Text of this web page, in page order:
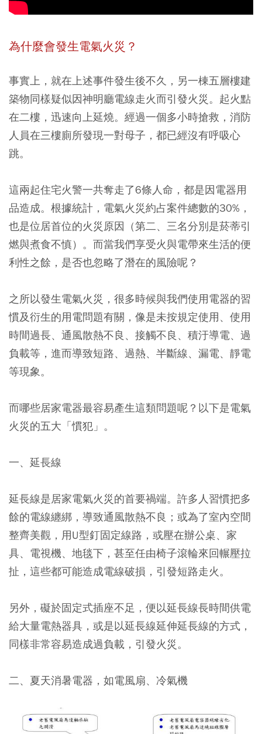
為什麼會發生電氣火災？
事實上，就在上述事件發生後不久，另一棟五層樓建
築物同樣疑似因神明廳電線走火而引發火災。起火點
在二樓，迅速向上延燒。經過一個多小時搶救，消防
人員在三樓廁所發現一對母子，都已經沒有呼吸心
跳。
這兩起住宅火警一共奪走了6條人命，都是因電器用
品造成。根據統計，電氣火災約占案件總數的30%，
也是位居首位的火災原因（第二、三名分別是菸蒂引
燃與煮食不慎）。而當我們享受火與電帶來生活的便
利性之餘，是否也忽略了潛在的風險呢？
之所以發生電氣火災，很多時候與我們使用電器的習
慣及衍生的用電問題有關，像是未按規定使用、使用
時間過長、通風散熱不良、接觸不良、積汙導電、過
負載等，進而導致短路、過熱、半斷線、漏電、靜電
等現象。
而哪些居家電器最容易產生這類問題呢？以下是電氣
火災的五大「慣犯」。
一、延長線
延長線是居家電氣火災的首要禍端。許多人習慣把多
餘的電線纏綁，導致通風散熱不良；或為了室內空間
整齊美觀，用U型釘固定線路，或壓在辦公桌、家
具、電視機、地毯下，甚至任由椅子滾輪來回輾壓拉
扯，這些都可能造成電線破損，引發短路走火。
另外，礙於固定式插座不足，便以延長線長時間供電
給大量電熱器具，或是以延長線延伸延長線的方式，
同樣非常容易造成過負載，引發火災。
二、夏天消暑電器，如電風扇、冷氣機